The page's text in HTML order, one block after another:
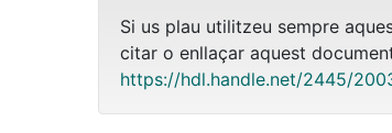
Si us plau utilitzeu sempre
citar o enllaçar aquest
https://hdl.handle.net/2445/